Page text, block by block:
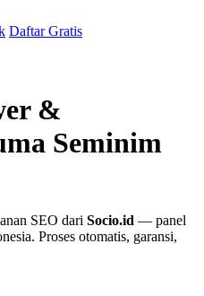
Daftar Gratis
&
Seminim
SEO dari Socio.id — panel
Proses otomatis, garansi,